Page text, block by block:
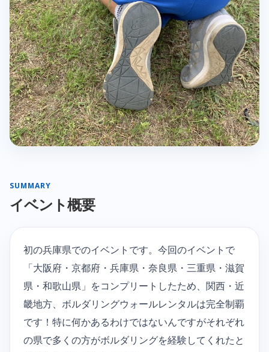
SUMMARY
イベント概要
初の兵庫県でのイベントです。今回のイベントで
「大阪府・京都府・兵庫県・奈良県・三重県・滋賀
県・和歌山県」をコンプリートしたため、関西・近
畿地方、ボルダリングウォールレンタルは完全制覇
です！特に何かあるわけではないんですがそれぞれ
の県で多くの方がボルダリングを経験してくれたと